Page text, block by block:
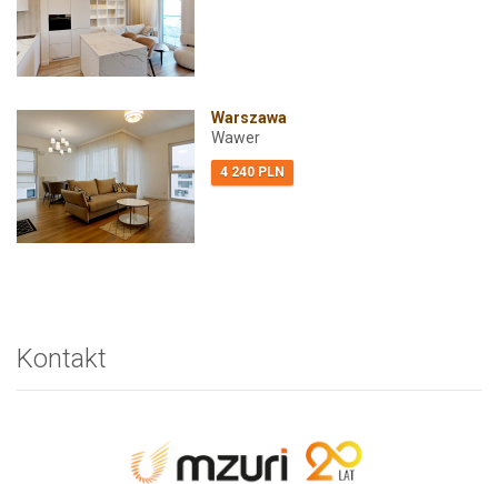
Warszawa
Wawer
4 240 PLN
Kontakt